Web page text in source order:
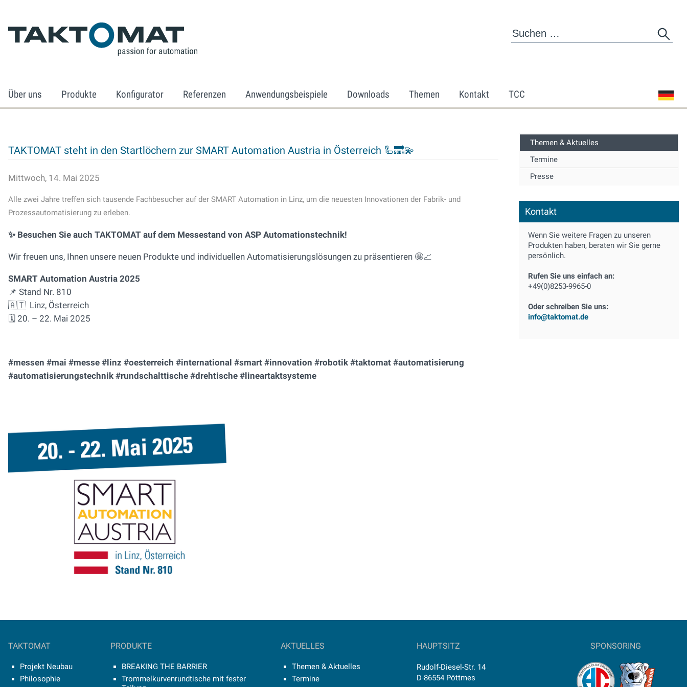
Über uns Produkte Konfigurator Referenzen Anwendungsbeispiele Downloads Themen Kontakt TCC
TAKTOMAT steht in den Startlöchern zur SMART Automation Austria in Österreich 🦾🔜💫
Mittwoch, 14. Mai 2025
Alle zwei Jahre treffen sich tausende Fachbesucher auf der SMART Automation in Linz, um die neuesten Innovationen der Fabrik- und
Prozessautomatisierung zu erleben.
✨ Besuchen Sie auch TAKTOMAT auf dem Messestand von ASP Automationstechnik!
Wir freuen uns, Ihnen unsere neuen Produkte und individuellen Automatisierungslösungen zu präsentieren 🤩📈
SMART Automation Austria 2025
📌 Stand Nr. 810
🇦🇹 Linz, Österreich
🗓️ 20. – 22. Mai 2025
#messen #mai #messe #linz #oesterreich #international #smart #innovation #robotik #taktomat #automatisierung
#automatisierungstechnik #rundschalttische #drehtische #lineartaktsysteme
Themen & Aktuelles
Termine
Presse
Kontakt
Wenn Sie weitere Fragen zu unseren
Produkten haben, beraten wir Sie gerne
persönlich.
Rufen Sie uns einfach an:
+49(0)8253-9965-0
Oder schreiben Sie uns:
info@taktomat.de
TAKTOMAT
Projekt Neubau
Philosophie
PRODUKTE
BREAKING THE BARRIER
Trommelkurvenrundtische mit fester
AKTUELLES
Themen & Aktuelles
Termine
HAUPTSITZ
Rudolf-Diesel-Str. 14
D-86554 Pöttmes
SPONSORING